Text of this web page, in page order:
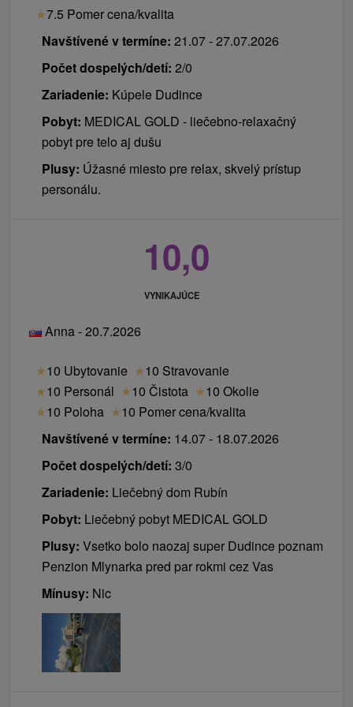
★7.5 Pomer cena/kvalita
Navštívené v termíne: 21.07 - 27.07.2026
Počet dospelých/detí: 2/0
Zariadenie: Kúpele Dudince
Pobyt: MEDICAL GOLD - liečebno-relaxačný
pobyt pre telo aj dušu
Plusy: Úžasné miesto pre relax, skvelý prístup
personálu.
10,0
VYNIKAJÚCE
Anna - 20.7.2026
★10 Ubytovanie ★10 Stravovanie
★10 Personál ★10 Čistota ★10 Okolie
★10 Poloha ★10 Pomer cena/kvalita
Navštívené v termíne: 14.07 - 18.07.2026
Počet dospelých/detí: 3/0
Zariadenie: Liečebný dom Rubín
Pobyt: Liečebný pobyt MEDICAL GOLD
Plusy: Vsetko bolo naozaj super Dudince poznam
Penzion Mlynarka pred par rokmi cez Vas
Mínusy: Nic